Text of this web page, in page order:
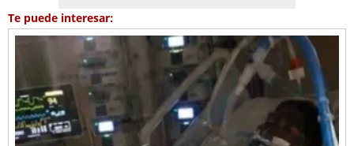
Te puede interesar: